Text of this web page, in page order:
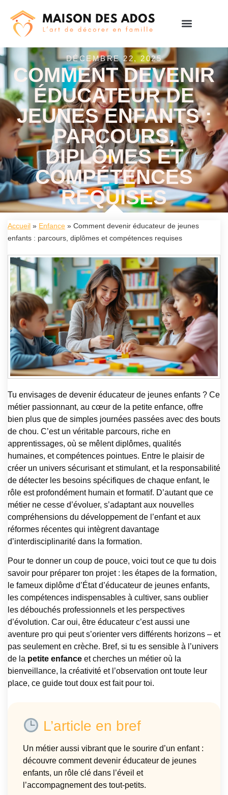
DÉCEMBRE 22, 2025
COMMENT DEVENIR
ÉDUCATEUR DE
JEUNES ENFANTS :
PARCOURS,
DIPLÔMES ET
COMPÉTENCES
REQUISES
Accueil » Enfance » Comment devenir éducateur de jeunes
enfants : parcours, diplômes et compétences requises
Tu envisages de devenir éducateur de jeunes enfants ? Ce
métier passionnant, au cœur de la petite enfance, offre
bien plus que de simples journées passées avec des bouts
de chou. C’est un véritable parcours, riche en
apprentissages, où se mêlent diplômes, qualités
humaines, et compétences pointues. Entre le plaisir de
créer un univers sécurisant et stimulant, et la responsabilité
de détecter les besoins spécifiques de chaque enfant, le
rôle est profondément humain et formatif. D’autant que ce
métier ne cesse d’évoluer, s’adaptant aux nouvelles
compréhensions du développement de l’enfant et aux
réformes récentes qui intègrent davantage
d’interdisciplinarité dans la formation.
Pour te donner un coup de pouce, voici tout ce que tu dois
savoir pour préparer ton projet : les étapes de la formation,
le fameux diplôme d’État d’éducateur de jeunes enfants,
les compétences indispensables à cultiver, sans oublier
les débouchés professionnels et les perspectives
d’évolution. Car oui, être éducateur c’est aussi une
aventure pro qui peut s’orienter vers différents horizons – et
pas seulement en crèche. Bref, si tu es sensible à l’univers
de la petite enfance et cherches un métier où la
bienveillance, la créativité et l’observation ont toute leur
place, ce guide tout doux est fait pour toi.
L’article en bref
Un métier aussi vibrant que le sourire d’un enfant :
découvre comment devenir éducateur de jeunes
enfants, un rôle clé dans l’éveil et
l’accompagnement des tout-petits.